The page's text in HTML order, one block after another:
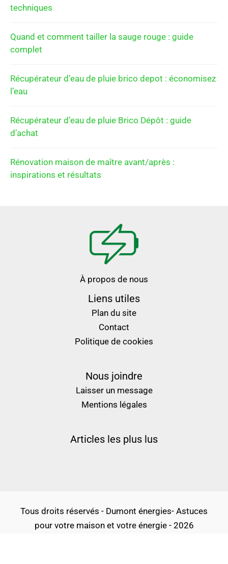
techniques
Quand et comment tailler la sauge rouge : guide
complet
Récupérateur d’eau de pluie brico depot : économisez
l’eau
Récupérateur d’eau de pluie Brico Dépôt : guide
d’achat
Rénovation maison de maître avant/après :
inspirations et résultats
À propos de nous
Liens utiles
Plan du site
Contact
Politique de cookies
Nous joindre
Laisser un message
Mentions légales
Articles les plus lus
Tous droits réservés - Dumont énergies- Astuces
pour votre maison et votre énergie - 2026